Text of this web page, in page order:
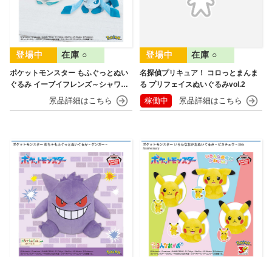
ポケットモンスター もふぐっとぬい
ぐるみ イーブイフレンズ～シャワー
ズ・グレイシア～おひるねver.
在庫 ○
名探偵プリキュア！ コロっとまんま
る プリフェイスぬいぐるみvol.2
在庫 ○
稼働中